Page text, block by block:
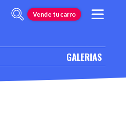
Vende tu carro
GALERIAS